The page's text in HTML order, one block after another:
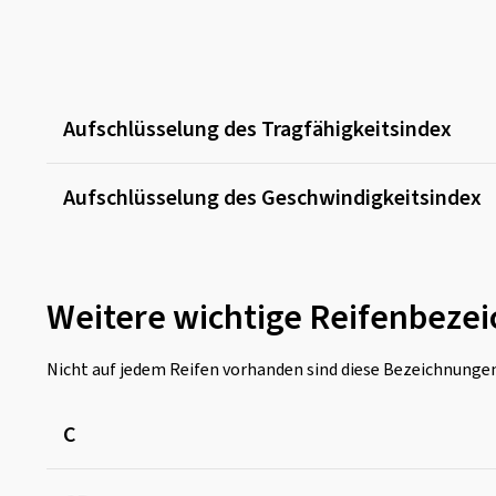
Aufschlüsselung des Tragfähigkeitsindex
Aufschlüsselung des Geschwindigkeitsindex
Weitere wichtige
Nicht auf jedem Reifen vorhanden sind diese
C